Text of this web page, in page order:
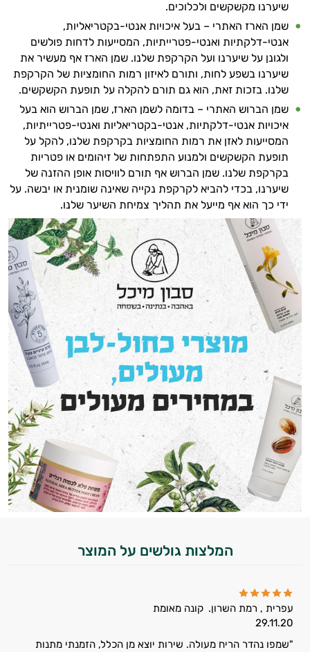
שיערנו מקשקשים ולכלוכים.
שמן הארז האתרי – בעל איכויות אנטי-בקטריאליות,
אנטי-דלקתיות ואנטי-פטרייתיות, המסייעות לדחות פולשים
ולגונן על שיערנו ועל הקרקפת שלנו. שמן הארז אף מעשיר את
שיערנו בשפע לחות, ותורם לאיזון רמות החומציות של הקרקפת
שלנו. בזכות זאת, הוא גם תורם להקלה על תופעת הקשקשים.
שמן הברוש האתרי – בדומה לשמן הארז, שמן הברוש הוא בעל
איכויות אנטי-דלקתיות, אנטי-בקטריאליות ואנטי-פטרייתיות,
המסייעות לאזן את רמות החומציות בקרקפת שלנו, להקל על
תופעת הקשקשים ולמנוע התפתחות של זיהומים או פטריות
בקרקפת שלנו. שמן הברוש אף תורם לוויסות אופן ההזנה של
שיערנו, בכדי להביא לקרקפת נקייה שאינה שומנית או יבשה. על
ידי כך הוא אף מייעל את תהליך צמיחת השיער שלנו.
המלצות גולשים על המוצר
עפרית , רמת השרון. קונה מאומת
29.11.20
"שמפו נהדר הריח מעולה. שירות יוצא מן הכלל, הזמנתי מתנות